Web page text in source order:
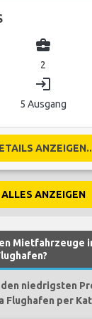
business_center
2
login
5 Ausgang
ALLES ANZEIGEN
Mietfahrzeuge
niedrigsten
Flughafen per